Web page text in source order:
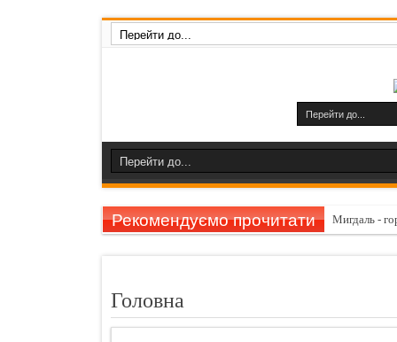
Рекомендуємо прочитати Мигдаль -
Головна